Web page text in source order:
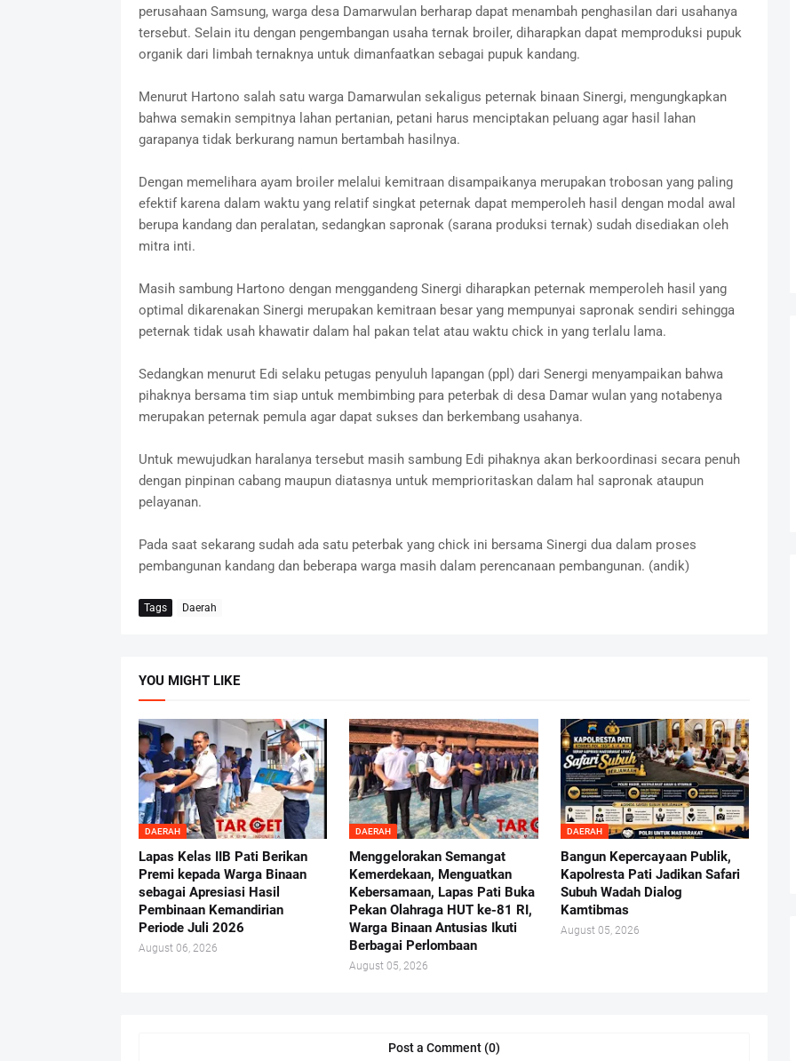
perusahaan Samsung, warga desa Damarwulan berharap dapat menambah penghasilan dari usahanya
tersebut. Selain itu dengan pengembangan usaha ternak broiler, diharapkan dapat memproduksi pupuk
organik dari limbah ternaknya untuk dimanfaatkan sebagai pupuk kandang.
Menurut Hartono salah satu warga Damarwulan sekaligus peternak binaan Sinergi, mengungkapkan
bahwa semakin sempitnya lahan pertanian, petani harus menciptakan peluang agar hasil lahan
garapanya tidak berkurang namun bertambah hasilnya.
Dengan memelihara ayam broiler melalui kemitraan disampaikanya merupakan trobosan yang paling
efektif karena dalam waktu yang relatif singkat peternak dapat memperoleh hasil dengan modal awal
berupa kandang dan peralatan, sedangkan sapronak (sarana produksi ternak) sudah disediakan oleh
mitra inti.
Masih sambung Hartono dengan menggandeng Sinergi diharapkan peternak memperoleh hasil yang
optimal dikarenakan Sinergi merupakan kemitraan besar yang mempunyai sapronak sendiri sehingga
peternak tidak usah khawatir dalam hal pakan telat atau waktu chick in yang terlalu lama.
Sedangkan menurut Edi selaku petugas penyuluh lapangan (ppl) dari Senergi menyampaikan bahwa
pihaknya bersama tim siap untuk membimbing para peterbak di desa Damar wulan yang notabenya
merupakan peternak pemula agar dapat sukses dan berkembang usahanya.
Untuk mewujudkan haralanya tersebut masih sambung Edi pihaknya akan berkoordinasi secara penuh
dengan pinpinan cabang maupun diatasnya untuk memprioritaskan dalam hal sapronak ataupun
pelayanan.
Pada saat sekarang sudah ada satu peterbak yang chick ini bersama Sinergi dua dalam proses
pembangunan kandang dan beberapa warga masih dalam perencanaan pembangunan. (andik)
Tags Daerah
YOU MIGHT LIKE
DAERAH
Lapas Kelas IIB Pati Berikan
Premi kepada Warga Binaan
sebagai Apresiasi Hasil
Pembinaan Kemandirian
Periode Juli 2026
August 06, 2026
DAERAH
Menggelorakan Semangat
Kemerdekaan, Menguatkan
Kebersamaan, Lapas Pati Buka
Pekan Olahraga HUT ke-81 RI,
Warga Binaan Antusias Ikuti
Berbagai Perlombaan
August 05, 2026
DAERAH
Bangun Kepercayaan Publik,
Kapolresta Pati Jadikan Safari
Subuh Wadah Dialog
Kamtibmas
August 05, 2026
Post a Comment (0)